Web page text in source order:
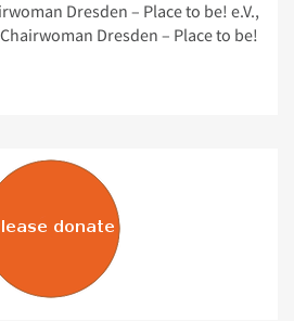
Dresden – Place to be! e.V.,
Dresden – Place to be!